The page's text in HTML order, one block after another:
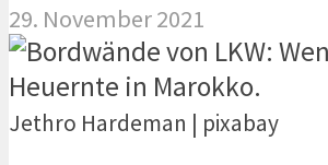
29. November 2021
Heuernte in Marokko.
Jethro Hardeman | pixabay